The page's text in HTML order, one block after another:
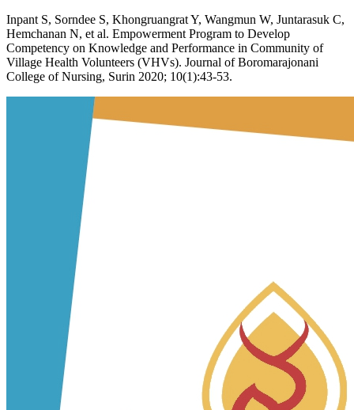
Inpant S, Sorndee S, Khongruangrat Y, Wangmun W, Juntarasuk C,
Hemchanan N, et al. Empowerment Program to Develop
Competency on Knowledge and Performance in Community of
Village Health Volunteers (VHVs). Journal of Boromarajonani
College of Nursing, Surin 2020; 10(1):43-53.